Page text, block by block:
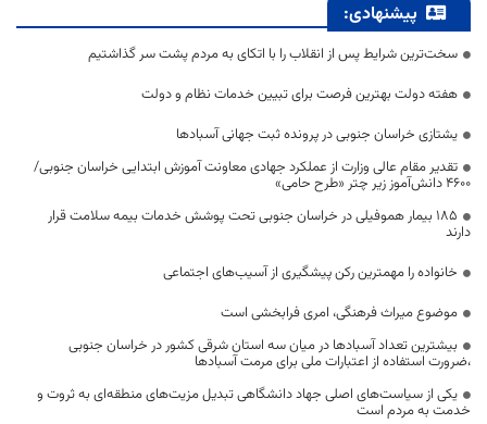
پیشنهادی:
سخت‌ترین شرایط پس از انقلاب را با اتکای به مردم پشت سر گذاشتیم
هفته دولت بهترین فرصت برای تبیین خدمات نظام و دولت
یشتازی خراسان جنوبی در پرونده ثبت جهانی آسبادها
تقدیر مقام عالی وزارت از عملکرد جهادی معاونت آموزش ابتدایی خراسان جنوبی/
۴۶۰۰ دانش‌آموز زیر چتر «طرح حامی»
۱۸۵ بیمار هموفیلی در خراسان جنوبی تحت پوشش خدمات بیمه سلامت قرار
دارند
خانواده را مهمترین رکن پیشگیری از آسیب‌های اجتماعی
موضوع میراث فرهنگی، امری فرابخشی است
بیشترین تعداد آسبادها در میان سه استان شرقی کشور در خراسان جنوبی
،ضرورت استفاده از اعتبارات ملی برای مرمت آسبادها
یکی از سیاست‌های اصلی جهاد دانشگاهی تبدیل مزیت‌های منطقه‌ای به ثروت و
خدمت به مردم است